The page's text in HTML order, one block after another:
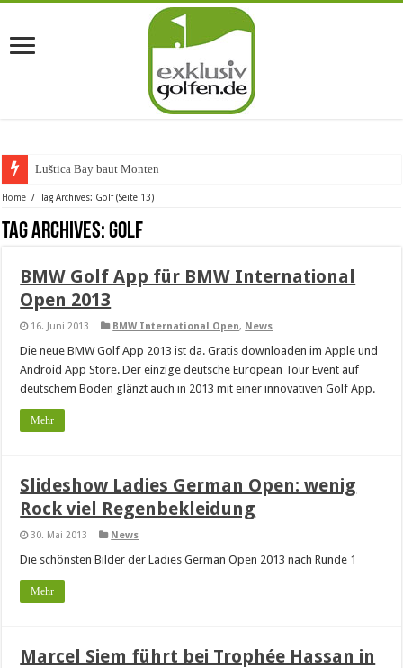
Luštica Bay baut Montenegros
Home / Tag Archives: Golf(Seite 13)
Tag Archives:Golf
BMW Golf App für BMW International
Open 2013
16. Juni 2013 BMW International Open, News
Die neue BMW Golf App 2013 ist da. Gratis downloaden im Apple und
Android App Store. Der einzige deutsche European Tour Event auf
deutschem Boden glänzt auch in 2013 mit einer innovativen Golf App.
Mehr
Slideshow Ladies German Open: wenig
Rock viel Regenbekleidung
30. Mai 2013 News
Die schönsten Bilder der Ladies German Open 2013 nach Runde 1
Mehr
Marcel Siem führt bei Trophée Hassan in